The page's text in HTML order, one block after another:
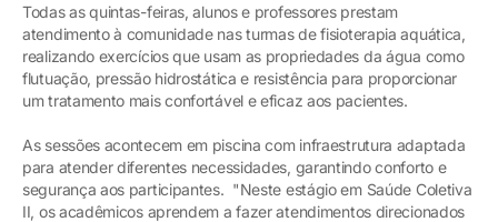
Todas as quintas-feiras, alunos e professores prestam
atendimento à comunidade nas turmas de fisioterapia aquática,
realizando exercícios que usam as propriedades da água como
flutuação, pressão hidrostática e resistência para proporcionar
um tratamento mais confortável e eficaz aos pacientes.
As sessões acontecem em piscina com infraestrutura adaptada
para atender diferentes necessidades, garantindo conforto e
segurança aos participantes. "Neste estágio em Saúde Coletiva
II, os acadêmicos aprendem a fazer atendimentos direcionados